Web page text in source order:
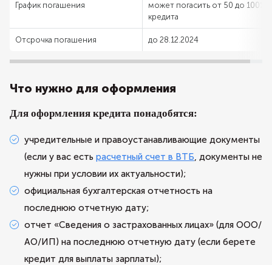
График погашения
может погасить от 50 до 100%
кредита
Отсрочка погашения до 28.12.2024
Что нужно для оформления
Для оформления кредита понадобятся:
учредительные и правоустанавливающие документы
(если у вас есть расчетный счет в ВТБ, документы не
нужны при условии их актуальности);
официальная бухгалтерская отчетность на
последнюю отчетную дату;
отчет «Сведения о застрахованных лицах» (для ООО/
АО/ИП) на последнюю отчетную дату (если берете
кредит для выплаты зарплаты);